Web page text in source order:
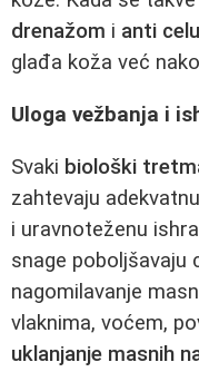
drenažom i anti
glađa koža već
Uloga vežbanja i
Svaki biološki
zahtevaju
i uravnoteženu
snage poboljšavaju
nagomilavanje
vlaknima, voćem,
uklanjanje masnih